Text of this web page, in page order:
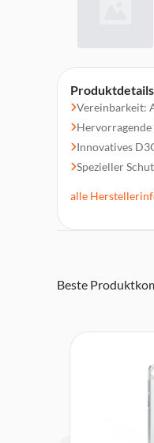
Produktdetails
Vereinbarkeit:
Innovatives
Spezieller
alle
Beste